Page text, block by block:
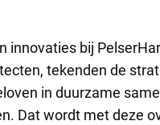
innovaties bij
tekenden de
in duurzame
Dat wordt met deze